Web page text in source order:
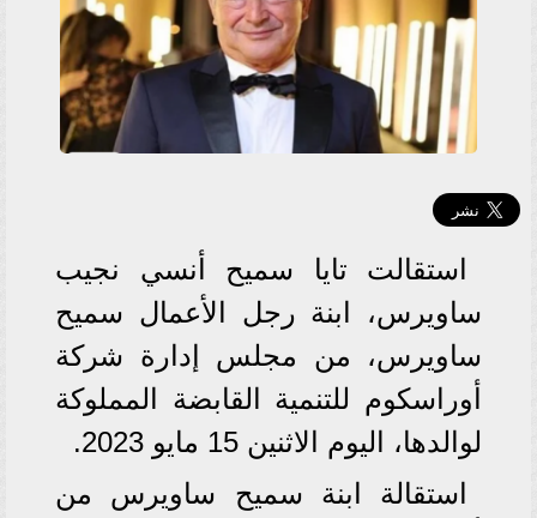
استقالت تايا سميح أنسي نجيب
ساويرس، ابنة رجل الأعمال سميح
ساويرس، من مجلس إدارة شركة
أوراسكوم للتنمية القابضة المملوكة
لوالدها، اليوم الاثنين 15 مايو 2023.
استقالة ابنة سميح ساويرس من